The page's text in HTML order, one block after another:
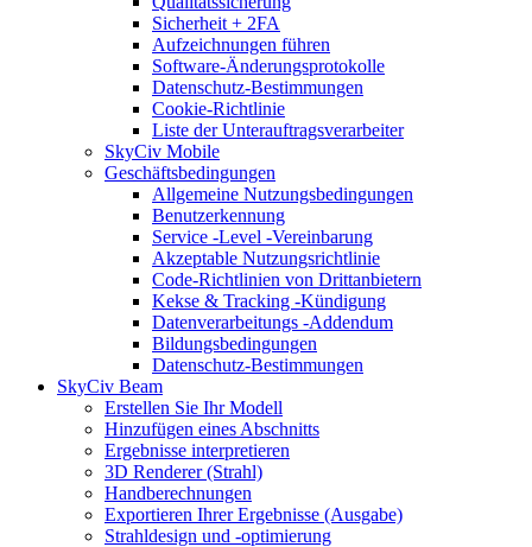
Sicherheit + 2FA
Aufzeichnungen führen
Software-Änderungsprotokolle
Datenschutz-Bestimmungen
Cookie-Richtlinie
Liste der Unterauftragsverarbeiter
SkyCiv Mobile
Geschäftsbedingungen
Allgemeine Nutzungsbedingungen
Benutzerkennung
Service -Level -Vereinbarung
Akzeptable Nutzungsrichtlinie
Code-Richtlinien von Drittanbietern
Kekse & Tracking -Kündigung
Datenverarbeitungs -Addendum
Bildungsbedingungen
Datenschutz-Bestimmungen
SkyCiv Beam
Erstellen Sie Ihr Modell
Hinzufügen eines Abschnitts
Ergebnisse interpretieren
3D Renderer (Strahl)
Handberechnungen
Exportieren Ihrer Ergebnisse (Ausgabe)
Strahldesign und -optimierung